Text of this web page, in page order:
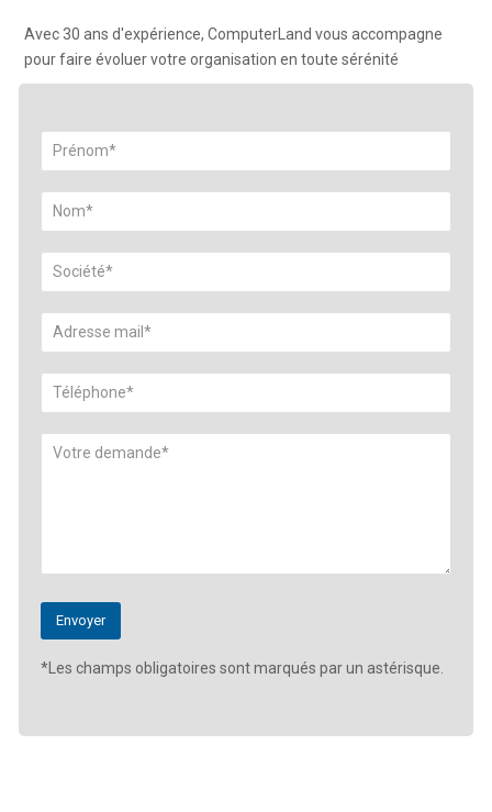
Avec 30 ans d'expérience, ComputerLand vous accompagne
pour faire évoluer votre organisation en toute sérénité
*Les champs obligatoires sont marqués par un astérisque.